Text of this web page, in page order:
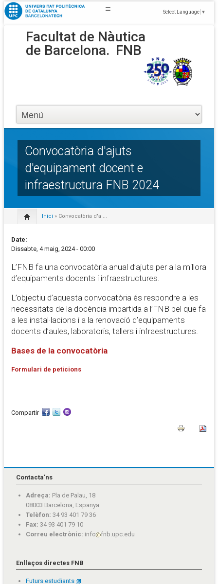
Select Language ▼
Facultat de Nàutica
de Barcelona. FNB
Convocatòria d'ajuts
d'equipament docent e
infraestructura FNB 2024
Inici » Convocatòria d'a ...
Date:
Dissabte, 4 maig, 2024 - 00:00
L’FNB fa una convocatòria anual d’ajuts per a la millora
d’equipaments docents i infraestructures.
L’objectiu d’aquesta convocatòria és respondre a les
necessitats de la docència impartida a l’FNB pel que fa
a les instal·lacions i a la renovació d’equipaments
docents d’aules, laboratoris, tallers i infraestructures.
Bases de la convocatòria
Formulari de peticions
Compartir
Contacta'ns
Adreça: Pla de Palau, 18
08003 Barcelona, Espanya
Telèfon: 34 93 401 79 36
Fax: 34 93 401 79 10
Correu electrònic: info fnb.upc.edu
Enllaços directes FNB
Futurs estudiants